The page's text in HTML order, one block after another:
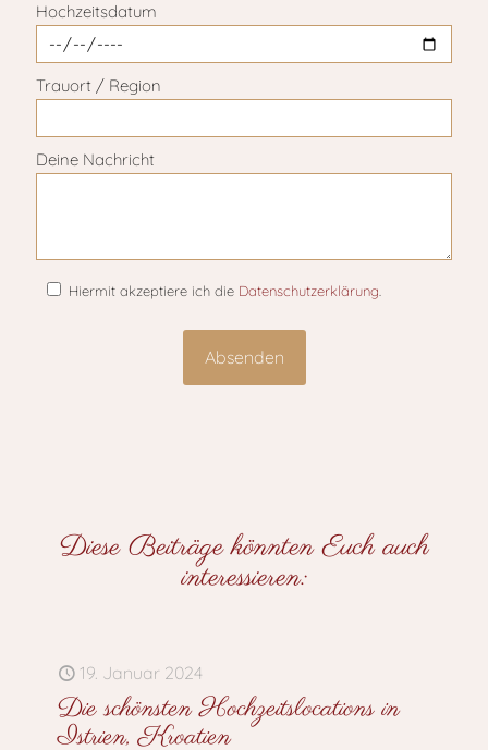
Hochzeitsdatum
Trauort / Region
Deine Nachricht
Hiermit akzeptiere ich die Datenschutzerklärung
Diese Beiträge könnten Euch auch
interessieren:
19. Januar 2024
Die schönsten Hochzeitslocations in
Istrien, Kroatien